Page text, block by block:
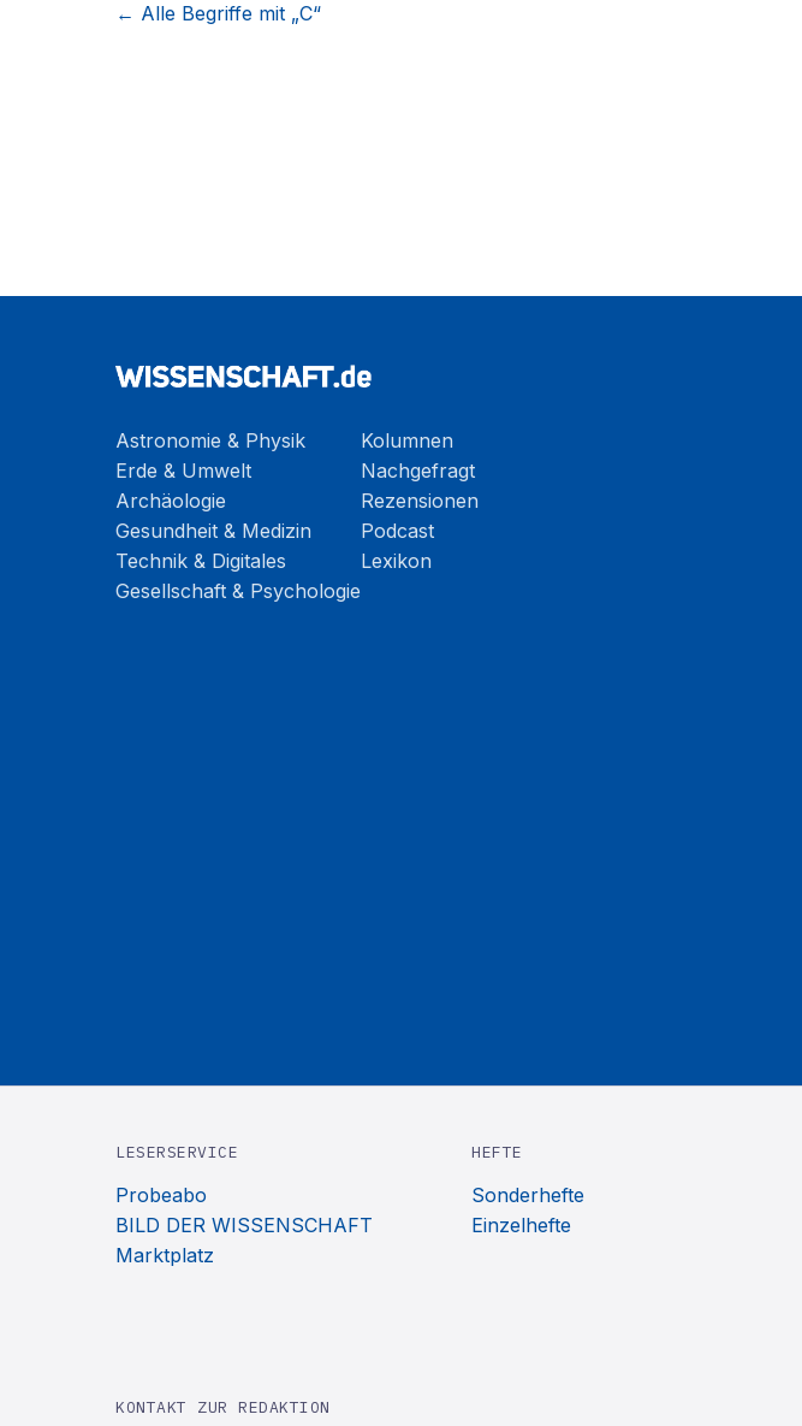
← Alle Begriffe mit „C“
Astronomie & Physik
Erde & Umwelt
Archäologie
Gesundheit & Medizin
Technik & Digitales
Gesellschaft & Psychologie
Kolumnen
Nachgefragt
Rezensionen
Podcast
Lexikon
LESERSERVICE
Probeabo
BILD DER WISSENSCHAFT
Marktplatz
HEFTE
Sonderhefte
Einzelhefte
KONTAKT ZUR REDAKTION